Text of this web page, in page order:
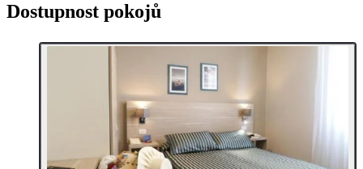
Dostupnost pokojů